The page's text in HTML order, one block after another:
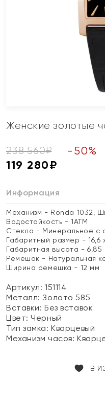
Женские золотые
238 560₽ - 50%
119 280₽
Информация
Механизм - Ronda 1032,
Водостойкость - 1АТМ
Стекло - Минеральное с
Габаритный размер - 16,6
Габаритная высота - 6,85
Ремешок - Натуральная
Ширина ремешка - 12 мм
Артикул: 151114
Металл:Золото 585
Вставки:Без вставок
Цвет:Черный
Тип замка:Кварцевый
Механизм часов:
В